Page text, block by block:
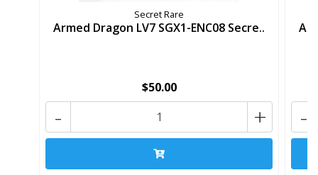
Secret Rare
Armed Dragon LV7 SGX1-ENC08 Secre..
$50.00
+
- -